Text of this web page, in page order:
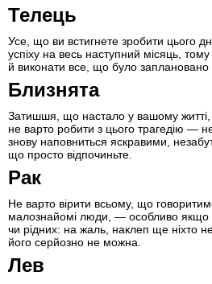
Телець
Усе, що ви встигнете зробити цього
успіху на весь наступний місяць,
й виконати все, що було заплановано
Близнята
Затишшя, що настало у вашому
не варто робити з цього трагедію —
знову наповниться яскравими,
що просто відпочиньте.
Рак
Не варто вірити всьому, що
малознайомі люди, — особливо якщо
чи рідних: на жаль, наклеп ще ніхто
його серйозно не можна.
Лев